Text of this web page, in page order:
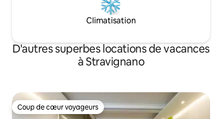
Climatisation
D'autres superbes locations de vacances
à Stravignano
Coup de cœur voyageurs
Coup de cœur voyageurs